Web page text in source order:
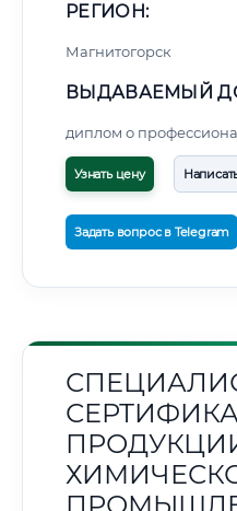
РЕГИОН:
Магнитогорск
ВЫДАВАЕМЫЙ
диплом о
Узнать цену
Задать вопрос в Telegram